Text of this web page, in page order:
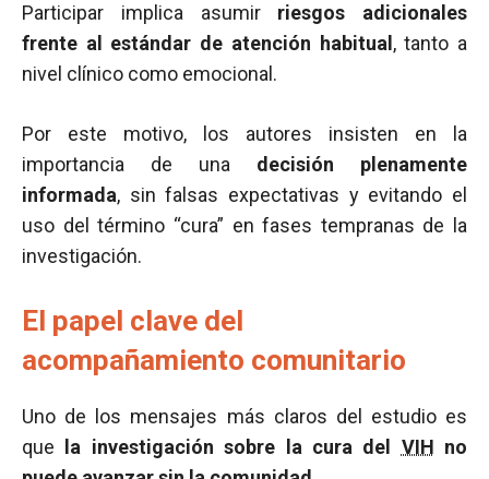
Participar implica asumir riesgos adicionales
frente al estándar de atención habitual , tanto a
nivel clínico como emocional.
Por este motivo, los autores insisten en la
importancia de una decisión plenamente
informada, sin falsas expectativas y evitando el
uso del término “cura” en fases tempranas de la
investigación.
El papel clave del
acompañamiento comunitario
Uno de los mensajes más claros del estudio es
que
la investigación sobre la cura del VIH no